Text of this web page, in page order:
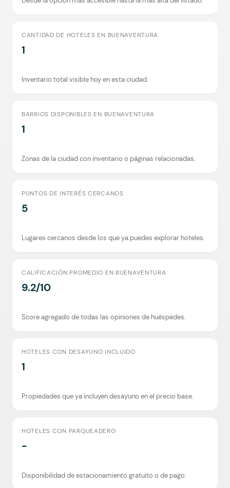
CANTIDAD DE HOTELES EN BUENAVENTURA
1
Inventario total visible hoy en esta ciudad.
BARRIOS DISPONIBLES EN BUENAVENTURA
1
Zonas de la ciudad con inventario o páginas relacionadas.
PUNTOS DE INTERÉS CERCANOS
5
Lugares cercanos desde los que ya puedes explorar hoteles.
CALIFICACIÓN PROMEDIO EN BUENAVENTURA
9.2/10
Score agregado de todas las opiniones de huéspedes.
HOTELES CON DESAYUNO INCLUIDO
1
Propiedades que ya incluyen desayuno en el precio base.
HOTELES CON PARQUEADERO
-
Disponibilidad de estacionamiento gratuito o de pago.